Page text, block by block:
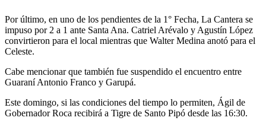
Por último, en uno de los pendientes de la 1° Fecha, La Cantera se
impuso por 2 a 1 ante Santa Ana. Catriel Arévalo y Agustín López
convirtieron para el local mientras que Walter Medina anotó para el
Celeste.
Cabe mencionar que también fue suspendido el encuentro entre
Guaraní Antonio Franco y Garupá.
Este domingo, si las condiciones del tiempo lo permiten, Ágil de
Gobernador Roca recibirá a Tigre de Santo Pipó desde las 16:30.